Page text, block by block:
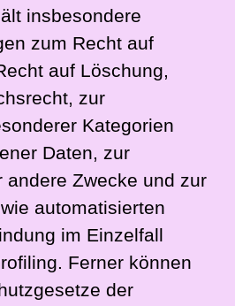
insbesondere
zum Recht auf
auf Löschung,
zur
Kategorien
Daten, zur
andere Zwecke und zur
automatisierten
im Einzelfall
Ferner können
der